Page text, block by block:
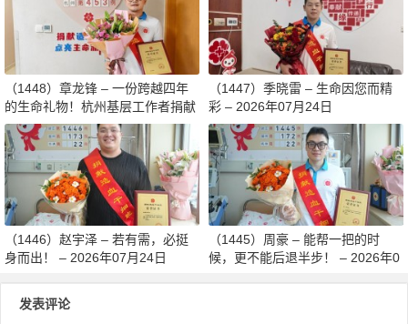
（1448）章龙锋 – 一份跨越四年
的生命礼物！杭州基层工作者捐献
造血干细胞传递希望 – 2026年07
月27日
（1447）季晓雷 – 生命因您而精
彩 – 2026年07月24日
（1446）赵宇泽 – 若有需，必挺
身而出！ – 2026年07月24日
（1445）周豪 – 能帮一把的时
候，更不能后退半步！ – 2026年0
发表评论